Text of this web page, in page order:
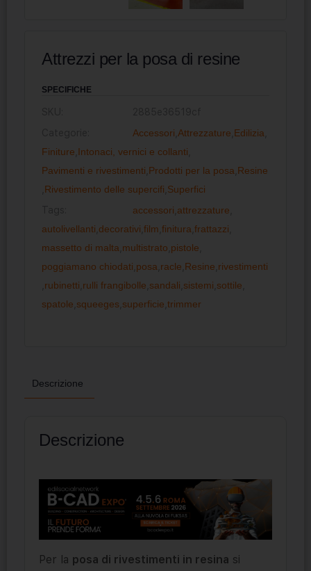
Attrezzi per la posa di resine
SPECIFICHE
Accessori Attrezzature Edilizia
Finiture Intonaci, vernici e collanti
Pavimenti e rivestimenti Prodotti per la posa Resine
Rivestimento delle supercifi Superfici
accessori attrezzature
autolivellanti decorativi film finitura frattazzi
massetto di malta multistrato pistole
poggiamano chiodati posa racle Resine rivestimenti
rubinetti rulli frangibolle sandali sistemi sottile
spatole squeeges superficie trimmer
Descrizione
Descrizione
Per la posa di rivestimenti in resina si